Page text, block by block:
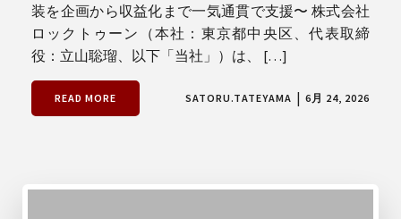
装を企画から収益化まで一気通貫で支援〜 株式会社
ロックトゥーン（本社：東京都中央区、代表取締
役：立山聡瑠、以下「当社」）は、 […]
READ MORE SATORU.TATEYAMA | 6月 24, 2026